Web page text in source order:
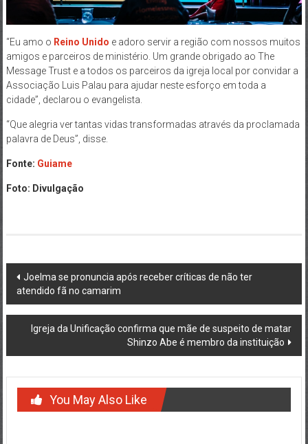
“Eu amo o Reino Unido e adoro servir a região com nossos muitos
amigos e parceiros de ministério. Um grande obrigado ao The
Message Trust e a todos os parceiros da igreja local por convidar a
Associação Luis Palau para ajudar neste esforço em toda a
cidade”, declarou o evangelista.
“Que alegria ver tantas vidas transformadas através da proclamada
palavra de Deus”, disse.
Fonte: Guiame
Foto: Divulgação
Post
navigation
Joelma se pronuncia após receber críticas de não ter
atendido fã no camarim
Igreja da Unificação confirma que mãe de suspeito de matar
Shinzo Abe é membro da instituição
You May Also Like